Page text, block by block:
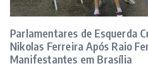
Parlamentares de Esquerda
Nikolas Ferreira Após Raio
Manifestantes em Brasília